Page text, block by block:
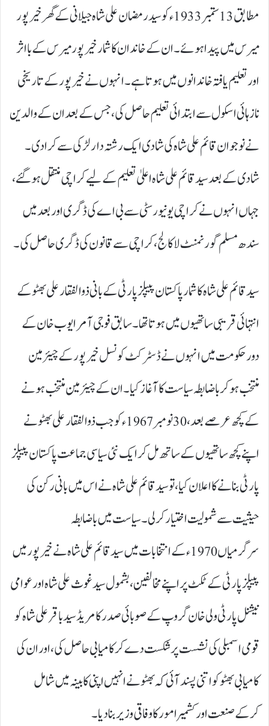
مطابق 13ستمبر 1933 ء کو سید رمضان علی شاہ جیلانی کے گھر خیرپور
میرس میں پیدا ہوئے۔ ان کے خاندان کا شمار خیرپور میرس کے بااثر
اور تعلیم یافتہ خاندانوں میں ہوتا ہے۔ انہوں نے خیرپور کے تاریخی
ناز ہائی اسکول سے ابتدائی تعلیم حاصل کی، جس کے بعد ان کے والدین
نے نوجوان قائم علی شاہ کی شادی ایک رشتہ دار لڑکی سے کرا دی۔
شادی کے بعد سید قائم علی شاہ اعلیٰ تعلیم کے لیے کراچی منتقل ہوگئے،
جہاں انہوں نے کراچی یونیورسٹی سے بی اے کی ڈگری اور بعد میں
سندھ مسلم گورنمنٹ لا کالج، کراچی سے قانون کی ڈگری حاصل کی۔
سید قائم علی شاہ کا شمار پاکستان پیپلز پارٹی کے بانی ذوالفقار علی بھٹو کے
انتہائی قریبی ساتھیوں میں ہوتا تھا۔ سابق فوجی آمر ایوب خان کے
دور حکومت میں انہوں نے ڈسٹرکٹ کونسل خیرپور کے چیئرمین
منتخب ہوکر باضابطہ سیاست کا آغاز کیا۔ ان کے چیئرمین منتخب ہونے
کے کچھ عرصے بعد، 30نومبر 1967ء کو جب ذوالفقار علی بھٹو نے
اپنے کچھ ساتھیوں کے ساتھ مل کر ایک نئی سیاسی جماعت پاکستان پیپلز
پارٹی بنانے کا اعلان کیا، تو سید قائم علی شاہ نے اس میں بانی رکن کی
حیثیت سے شمولیت اختیار کرلی۔ سیاست میں باضابطہ
سرگرمیاں1970ء کے انتخابات میں سید قائم علی شاہ نے خیرپور میں
پیپلز پارٹی کے ٹکٹ پر اپنے مخالفین، بشمول سید غوث علی شاہ اور عوامی
نیشنل پارٹی ولی خان گروپ کے صوبائی صدر کامریڈ سید باقر علی شاہ کو
قومی اسمبلی کی نشست پر شکست دے کر کامیابی حاصل کی، اور ان کی
کامیابی بھٹو کو اتنی پسند آئی کہ بھٹو نے انہیں اپنی کابینہ میں شامل
کرکے صنعت اور کشمیر امور کا وفاقی وزیر بنا دیا۔